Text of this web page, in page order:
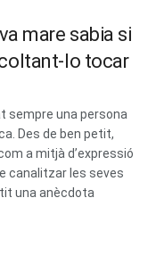
mare sabia si
lo tocar
sempre una persona
Des de ben petit,
a mitjà d’expressió
canalitzar les seves
una anècdota